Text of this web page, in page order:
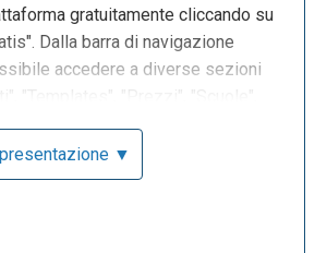
gratuitamente cliccando su
Dalla barra di navigazione
accedere a diverse sezioni
oltre a consultare
modelli di "Algor Cards"
voce nel menu "Risorse",
▼